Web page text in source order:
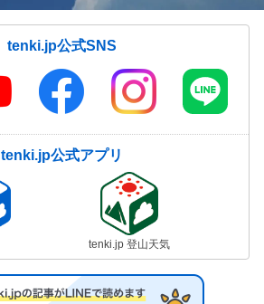
tenki.jp公式SNS
tenki.jp公式アプリ
tenki.jp 登山天気